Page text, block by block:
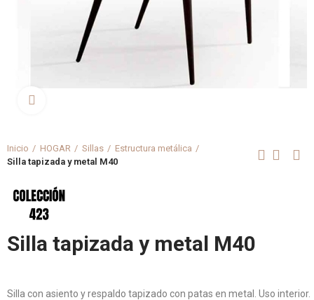
Inicio HOGAR Sillas
Estructura metálica
Silla tapizada y metal M40
Silla tapizada y metal M40
Silla con asiento y respaldo tapizado con patas en metal. Uso interior.